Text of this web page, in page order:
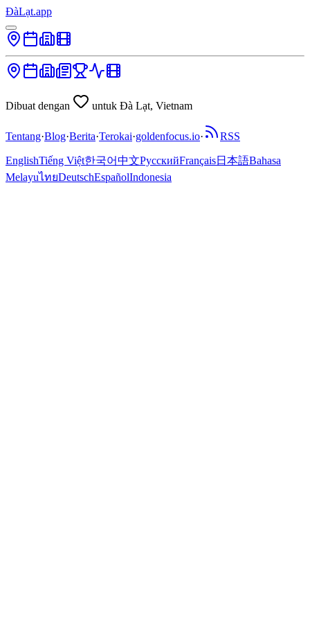
ĐàLạt.app
Dibuat dengan untuk Đà Lạt, Vietnam
Tentang·Blog·Berita·Terokai·goldenfocus.io· RSS
EnglishTiếng Việt한국어中文РусскийFrançais日本語Bahasa
MelayuไทยDeutschEspañolIndonesia